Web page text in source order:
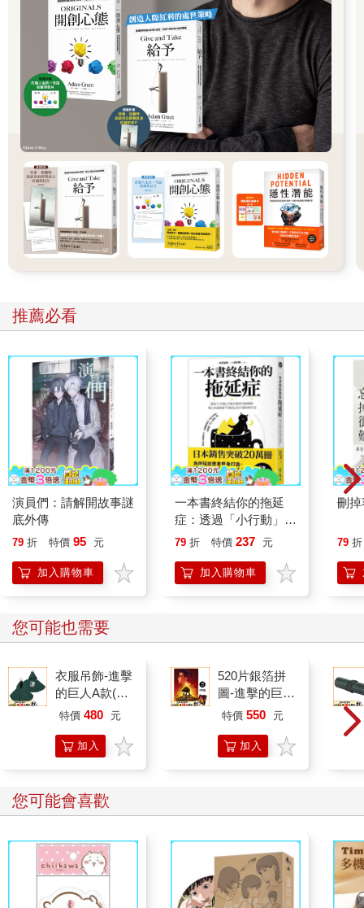
推薦必看
演員們：請解開故事謎
底外傳
79 折 特價 95 元
加入購物車
一本書終結你的拖延
症：透過「小行動」打
開大腦的行動開關，懶
的37個科學方法
79 折 特價 237 元
加入購物車
刪
79 折
您可能也需要
衣服吊飾-進擊
的巨人A款(調
查兵團)
特價 480 元
加入
購物
520片銀箔拼
圖-進擊的巨人
A款
特價 550 元
加入
購物
您可能會喜歡